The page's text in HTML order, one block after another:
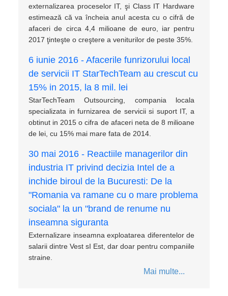
externalizarea proceselor IT, şi Class IT Hardware
estimează că va încheia anul acesta cu o cifră de
afaceri de circa 4,4 milioane de euro, iar pentru
2017 ţinteşte o creştere a veniturilor de peste 35%.
6 iunie 2016 - Afacerile funrizorului local
de servicii IT StarTechTeam au crescut cu
15% in 2015, la 8 mil. lei
StarTechTeam Outsourcing, compania locala
specializata in furnizarea de servicii si suport IT, a
obtinut in 2015 o cifra de afaceri neta de 8 milioane
de lei, cu 15% mai mare fata de 2014.
30 mai 2016 - Reactiile managerilor din
industria IT privind decizia Intel de a
inchide biroul de la Bucuresti: De la
"Romania va ramane cu o mare problema
sociala" la un "brand de renume nu
inseamna siguranta
Externalizare inseamna exploatarea diferentelor de
salarii dintre Vest sI Est, dar doar pentru companiile
straine.